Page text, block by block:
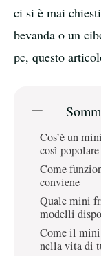
ci si è mai
bevanda o un
pc, questo
Cos’è un
così popolare
Come
conviene
Quale mini
modelli
Come il mini
nella vita di